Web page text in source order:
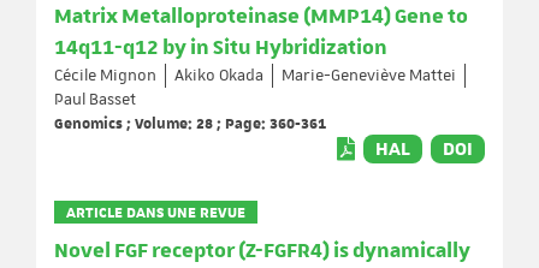
Matrix Metalloproteinase (MMP14) Gene to
14q11-q12 by in Situ Hybridization
Cécile Mignon Akiko Okada
Marie-Geneviève Mattei
Paul Basset
Genomics ; Volume: 28 ; Page: 360-361
HAL DOI
ARTICLE DANS UNE REVUE
Novel FGF receptor (Z-FGFR4) is dynamically